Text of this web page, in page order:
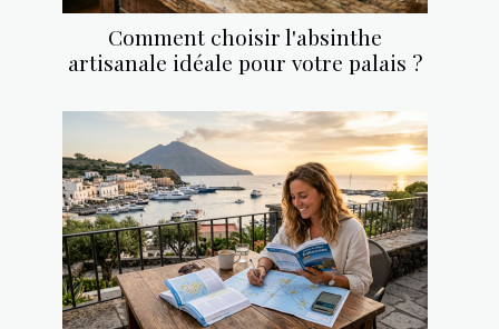
Comment choisir l'absinthe
artisanale idéale pour votre palais ?